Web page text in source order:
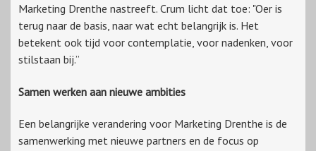
Marketing Drenthe nastreeft. Crum licht dat toe: "Oer is
terug naar de basis, naar wat echt belangrijk is. Het
betekent ook tijd voor contemplatie, voor nadenken, voor
stilstaan bij.”
Samen werken aan nieuwe ambities
Een belangrijke verandering voor Marketing Drenthe is de
samenwerking met nieuwe partners en de focus op